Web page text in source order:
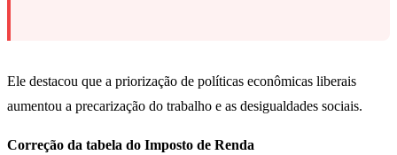
Ele destacou que a priorização de políticas econômicas liberais
aumentou a precarização do trabalho e as desigualdades sociais.
Correção da tabela do Imposto de Renda